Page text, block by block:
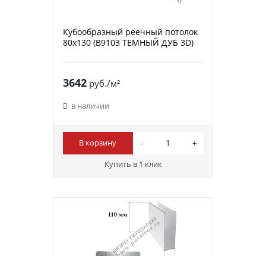
Кубообразный реечный потолок
80х130 (B9103 ТЕМНЫЙ ДУБ 3D)
3642руб./м²
в наличии
В корзину
Купить в 1 клик